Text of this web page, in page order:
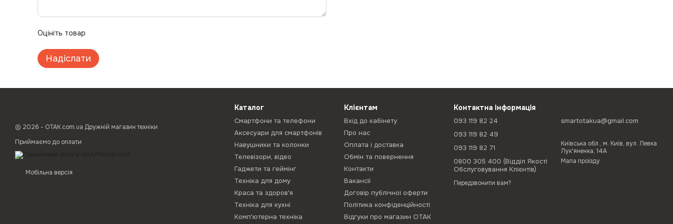
Оцініть товар
Надіслати
© 2026 - ОТАК.com.ua Дружній магазин техніки
Приймаємо до оплати
Мобільна версія
Каталог
Смартфони та телефони
Аксесуари для смартфонів
Навушники та колонки
Телевізори, відео
Гаджети та геймінг
Техніка для дому
Краса та здоров'я
Техніка для кухні
Комп'ютерна техніка
Клієнтам
Вхід до кабінету
Про нас
Оплата і доставка
Обмін та повернення
Контакти
Вакансії
Договір публічної оферти
Політика конфіденційності
Відгуки про магазин ОТАК
Контактна інформація
093 119 82 24
093 119 82 49
093 119 82 71
0800 305 400 (Відділ Якості
Обслуговування Клієнтів)
Передзвонити вам?
smartotakua@gmail.com
Київська обл., м. Київ, вул. Левка
Лук'яненка, 14А
Мапа проїзду